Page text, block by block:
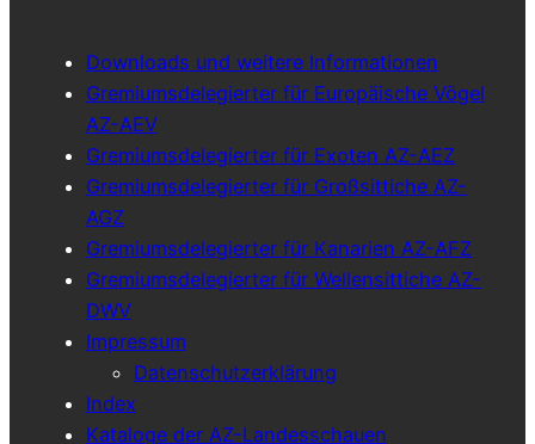
Downloads und weitere Informationen
Gremiumsdelegierter für Europäische Vögel
AZ-AEV
Gremiumsdelegierter für Exoten AZ-AEZ
Gremiumsdelegierter für Großsittiche AZ-
AGZ
Gremiumsdelegierter für Kanarien AZ-AFZ
Gremiumsdelegierter für Wellensittiche AZ-
DWV
Impressum
Datenschutzerklärung
Index
Kataloge der AZ-Landesschauen